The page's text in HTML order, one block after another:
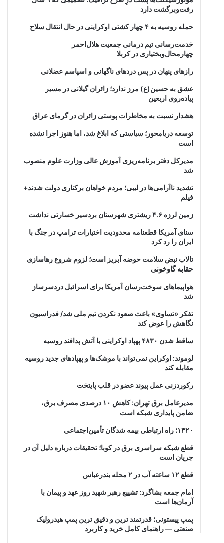
رفت‌وبرگشت دارد
حمله روسیه به ۴ چهار کشتی اوکراینی در حال انتقال سلاح
خدمت‌رسانی تیم درمانی جمعیت هلال‌احمر
چهارمحال‌وبختیاری در کربلا
رازهای پنهان در پس دردهای ناگهانی و اسپاسم عضلانی
عشق به حسین(ع) مرز ندارد؛ زائران گیلانی در مسیر
پیاده‌روی اربعین
هشدار نسبت به مخاطرات پوستی زائران در گرمای عراق
توسعه دریامحور؛ سیاستی که ابلاغ شد، اما هنوز اجرا نشده
است
مدیرکل دفتر برنامه‌ریزی آموزش عالی وزارت علوم منصوب
شد
تشدید ناآرامی‌ها در لیبی؛ مردم خواهان برکناری دولت شدند+
فیلم
زمین لرزه ۴.۶ ریشتری شهرستان بردسیر خسارتی نداشت
سنای آمریکا قطعنامه محدودیت اختیارات ترامپ در جنگ با
ایران را رد کرد
تالاب نبض سلامت حوضه آبریز است؛ لزوم شروع رهاسازی
حقابه گاوخونی
هواپیماهای سوخت‌رسان آمریکا برای اسرائیل دردسرساز
شد
تفکر «تساوی» باعث صعود نکردن تیم ملی شد/ فدراسیون
نگاهش را عوض کند
ساقط شدن ۴۸۳۰ پهپاد اوکراینی با آتش پدافند روسیه
لوموند: اوکراین نمی‌تواند با موشک‌ها و پهپادهای جدید روسیه
مقابله کند
رکوردزنی عمل پیوند عضو در قلب پایتخت
مدیرعامل برق تهران: کاهش ۱۰ درصدی مصرف برق،
ضامن پایداری شبکه است
۱۴۲۰؛ راه ارتباطی بیمه شدگان تأمین‌اجتماعی
قطع شبکه سراسری برق در کوبا؛ تحقیقات درباره دلیل آن در
جریان است
قطع ۱۲ ساعته آب در ۲ محله بندرعباس
امام جمعه بشاگرد: تشییع رهبر شهید روز عهد و پیمان با
آرمان‌ها است
پمپ پیستونی؛ قدرتمند ترین و دقیق‌ ترین پمپ هیدرولیک
صنعتی — راهنمای کامل خرید و کاربرد